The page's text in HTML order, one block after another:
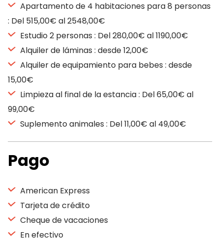
Apartamento de 4 habitaciones para 8 personas
: Del 515,00€ al 2548,00€
Estudio 2 personas : Del 280,00€ al 1190,00€
Alquiler de láminas : desde 12,00€
Alquiler de equipamiento para bebes : desde
15,00€
Limpieza al final de la estancia : Del 65,00€ al
99,00€
Suplemento animales : Del 11,00€ al 49,00€
Pago
American Express
Tarjeta de crédito
Cheque de vacaciones
En efectivo